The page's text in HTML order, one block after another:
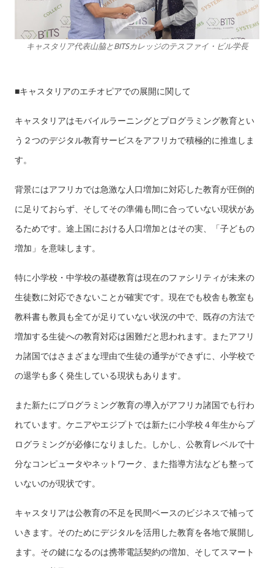
キャスタリア代表山脇とBITSカレッジのテスファイ・ビル学長
■キャスタリアのエチオピアでの展開に関して
キャスタリアはモバイルラーニングとプログラミング教育とい
う２つのデジタル教育サービスをアフリカで積極的に推進しま
す。
背景にはアフリカでは急激な人口増加に対応した教育が圧倒的
に足りておらず、そしてその準備も間に合っていない現状があ
るためです。途上国における人口増加とはその実、「子どもの
増加」を意味します。
特に小学校・中学校の基礎教育は現在のファシリティが未来の
生徒数に対応できないことが確実です。現在でも校舎も教室も
教科書も教員も全てが足りていない状況の中で、既存の方法で
増加する生徒への教育対応は困難だと思われます。またアフリ
カ諸国ではさまざまな理由で生徒の通学ができずに、小学校で
の退学も多く発生している現状もあります。
また新たにプログラミング教育の導入がアフリカ諸国でも行わ
れています。ケニアやエジプトでは新たに小学校４年生からプ
ログラミングが必修になりました。しかし、公教育レベルで十
分なコンピュータやネットワーク、また指導方法なども整って
いないのが現状です。
キャスタリアは公教育の不足を民間ベースのビジネスで補って
いきます。そのためにデジタルを活用した教育を各地で展開し
ます。その鍵になるのは携帯電話契約の増加、そしてスマート